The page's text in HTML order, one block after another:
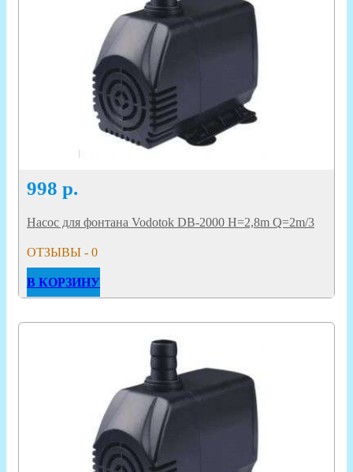
998 р.
Насос для фонтана Vodotok DB-2000 H=2,8m Q=2m/3
ОТЗЫВЫ - 0
В КОРЗИНУ